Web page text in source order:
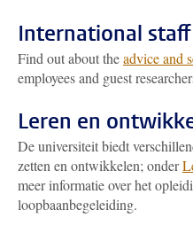
International staff
Find out about theadvice and
employees and guest
Leren en
De universiteit biedt
zetten en ontwikkelen; onder
meer informatie over het
loopbaanbegeleiding.